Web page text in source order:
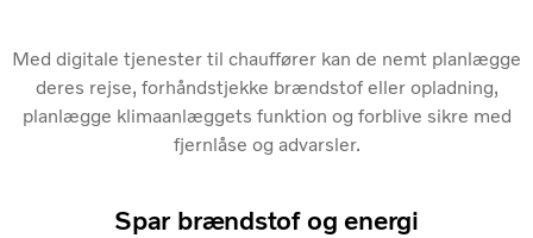
Med digitale tjenester til chauffører kan de nemt planlægge
deres rejse, forhåndstjekke brændstof eller opladning,
planlægge klimaanlæggets funktion og forblive sikre med
fjernlåse og advarsler.
Spar brændstof og energi